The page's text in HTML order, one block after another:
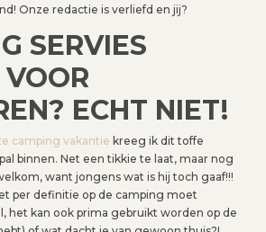
Onze redactie is verliefd en jij?
SERVIES
ECHT NIET!
camping vakantie kreeg ik dit toffe
binnen. Net een tikkie te laat, maar nog
want jongens wat is hij toch gaaf!!!
per definitie op de camping moet
het kan ook prima gebruikt worden op de